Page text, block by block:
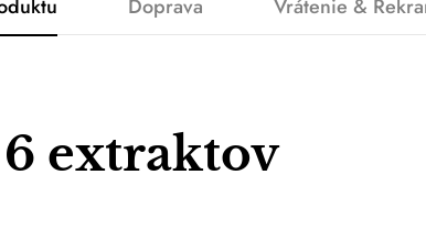
Doprava Vrátenie &
extraktov